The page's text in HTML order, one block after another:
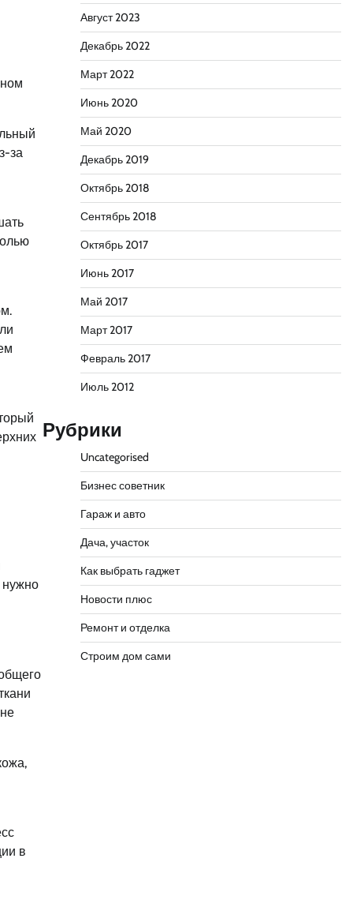
за
нужно
в
Август 2023
Декабрь 2022
Март 2022
Июнь 2020
Май 2020
Декабрь 2019
Октябрь 2018
Сентябрь 2018
Октябрь 2017
Июнь 2017
Май 2017
Март 2017
Февраль 2017
Июль 2012
Рубрики
Uncategorised
Бизнес советник
Гараж и авто
Дача, участок
Как выбрать гаджет
Новости плюс
Ремонт и отделка
Строим дом сами